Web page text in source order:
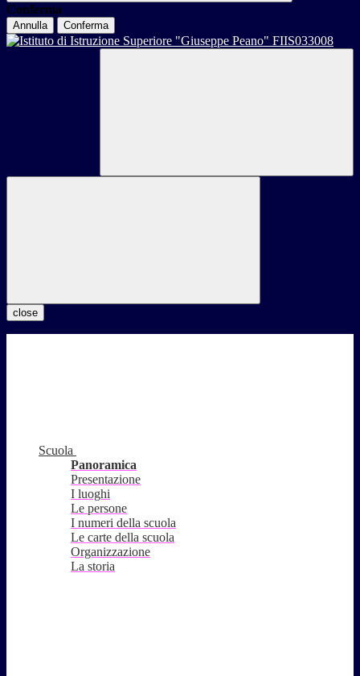
Conferma
Annulla Conferma
close
Scuola
Panoramica
Presentazione
I luoghi
Le persone
I numeri della scuola
Le carte della scuola
Organizzazione
La storia